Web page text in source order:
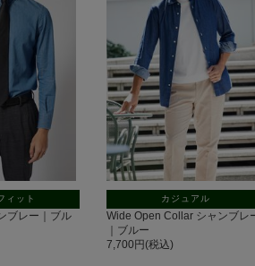
ィット
ブレー｜ブル
カジュアル
Wide Open Collar シャンブレ
｜ブルー
7,700円(税込)